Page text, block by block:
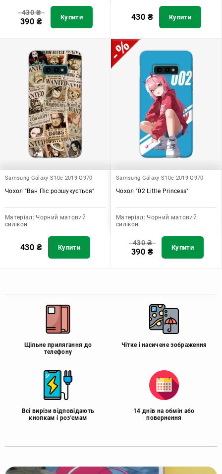
430₴
390 ₴ Купити 430 ₴ Купити
Samsung Galaxy S10e 2019 G970
Чохол "Ван Піс розшукується"
Матеріал: Чорний матовий
силікон
430 ₴ Купити
Samsung Galaxy S10e 2019 G970
Чохол "02 Little Princess"
Матеріал: Чорний матовий
силікон
430₴
390 ₴ Купити
Щільне прилягання до
телефону
Чітке і насичене зображення
Всі вирізи відповідають
кнопкам і роз'ємам
14 днів на обмін або
повернення